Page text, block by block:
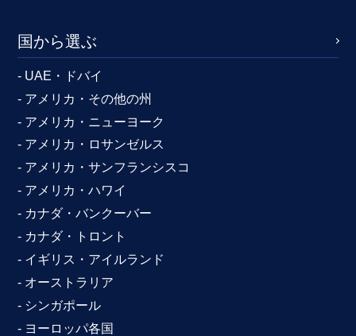
国から選ぶ
- UAE・ドバイ
- アメリカ・その他の州
- アメリカ・ニューヨーク
- アメリカ・ロサンゼルス
- アメリカ・サンフランシスコ
- アメリカ・ハワイ
- カナダ・バンクーバー
- カナダ・トロント
- イギリス・アイルランド
- オーストラリア
- シンガポール
- ヨーロッパ各国